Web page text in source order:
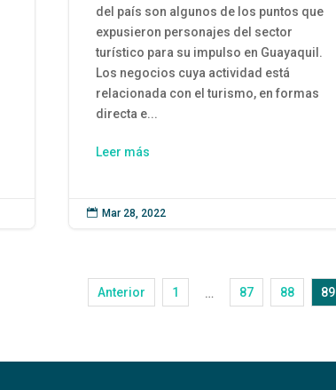
del país son algunos de los puntos que
expusieron personajes del sector
turístico para su impulso en Guayaquil.
Los negocios cuya actividad está
relacionada con el turismo, en formas
directa e...
Leer más
 Mar 28, 2022
Anterior 1 … 87 88 89